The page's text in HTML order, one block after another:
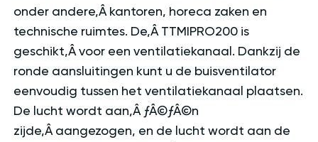
onder andere‚Â kantoren, horeca zaken en
technische ruimtes. De‚Â TTMIPRO200 is
geschikt‚Â voor een ventilatiekanaal. Dankzij de
ronde aansluitingen kunt u de buisventilator
eenvoudig tussen het ventilatiekanaal plaatsen.
De lucht wordt aan‚Â ƒÂ©ƒÂ©n
zijde‚Â aangezogen, en de lucht wordt aan de